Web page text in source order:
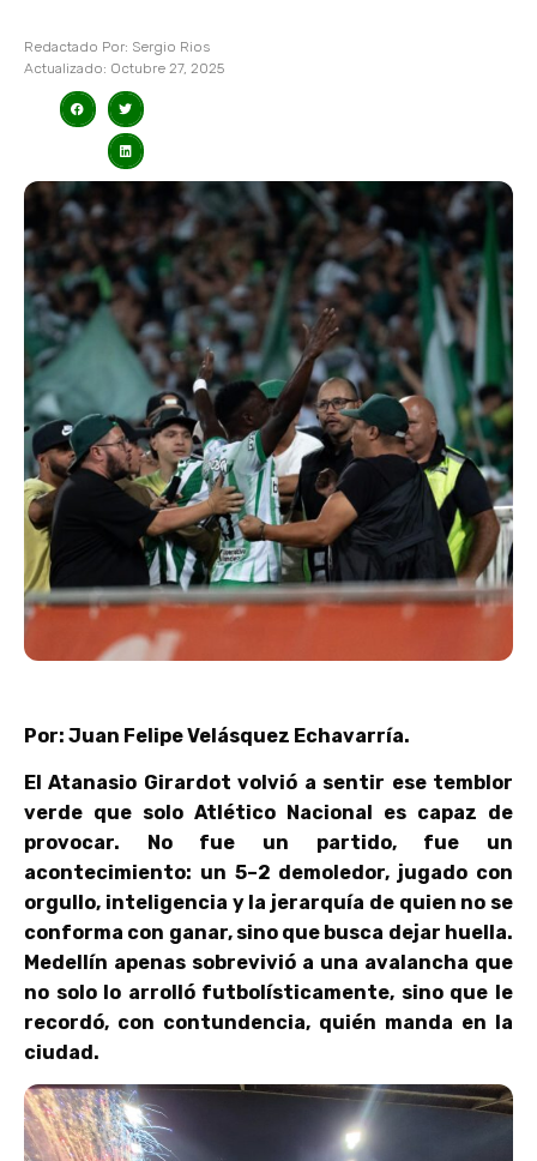
Redactado Por: Sergio Rios
Actualizado: Octubre 27, 2025
Por: Juan Felipe Velásquez Echavarría.
El Atanasio Girardot volvió a sentir ese temblor
verde que solo Atlético Nacional es capaz de
provocar. No fue un partido, fue un
acontecimiento: un 5–2 demoledor, jugado con
orgullo, inteligencia y la jerarquía de quien no se
conforma con ganar, sino que busca dejar huella.
Medellín apenas sobrevivió a una avalancha que
no solo lo arrolló futbolísticamente, sino que le
recordó, con contundencia, quién manda en la
ciudad.